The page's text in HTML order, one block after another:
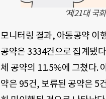
‘제21대 국
모니터링 결과, 아동공약 이
공약은 3334건으로 집계됐
체 공약의 11.5%에 그쳤다.
약은 95건, 보류된 공약은 5